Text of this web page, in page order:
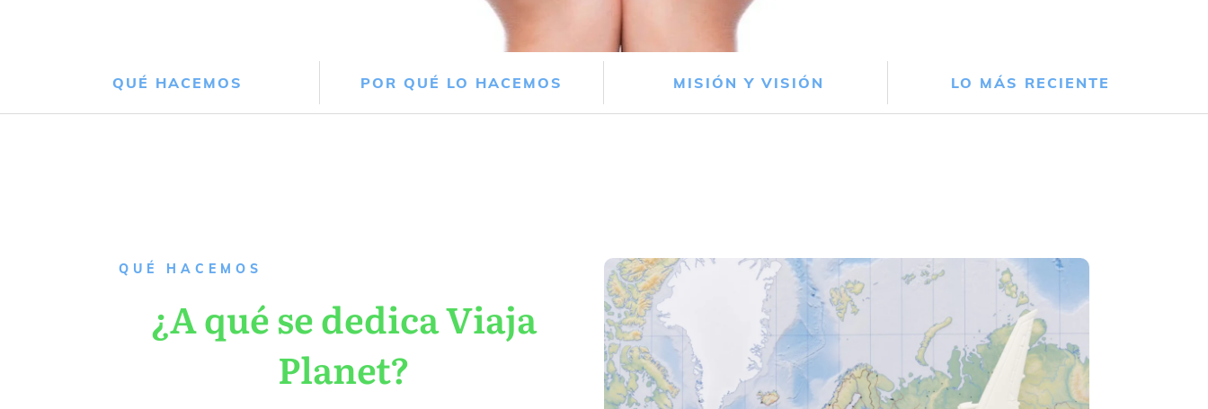
QUÉ HACEMOS POR QUÉ LO HACEMOS MISIÓN Y VISIÓN LO MÁS RECIENTE
QUÉ HACEMOS
¿A qué se dedica Viaja
Planet?